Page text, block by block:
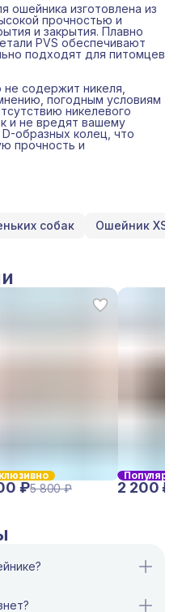
ошейника изготовлена из
прочностью и
и закрытия. Плавно
PVS обеспечивают
подходят для питомцев
содержит никеля,
погодным условиям
никелевого
и не вредят вашему
образных колец, что
прочность и
собак Ошейник XS
₽5 800 ₽ 2 200 ₽
производства стропы.